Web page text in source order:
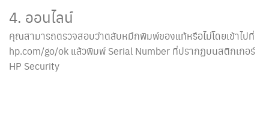
4. ออนไลน์
คุณสามารถตรวจสอบว่าตลับหมึกพิมพ์ของแท้หรือไม่โดยเข้าไปที่
hp.com/go/ok แล้วพิมพ์ Serial Number ที่ปรากฏบนสติกเกอร์
HP Security